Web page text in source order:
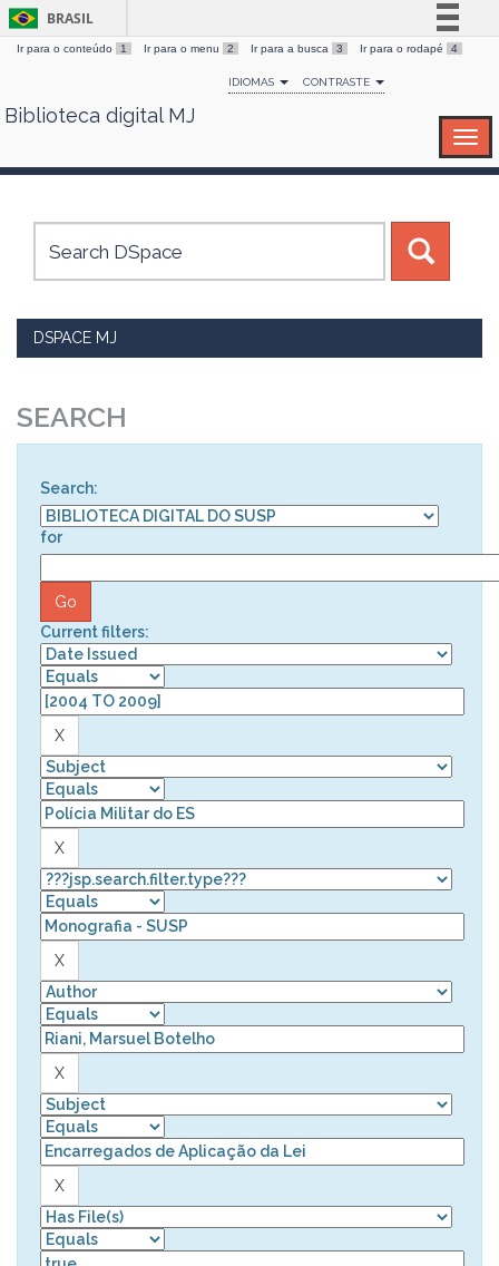
Skip
BRASIL
Simplifique!
Comunica BR
Canais
Ir para o conteúdo 1 Ir para o menu 2 Ir para a busca 3 Ir para o rodapé 4
IDIOMAS CONTRASTE
Biblioteca digital MJ
DSPACE MJ
SEARCH
Search:
for
Current filters: